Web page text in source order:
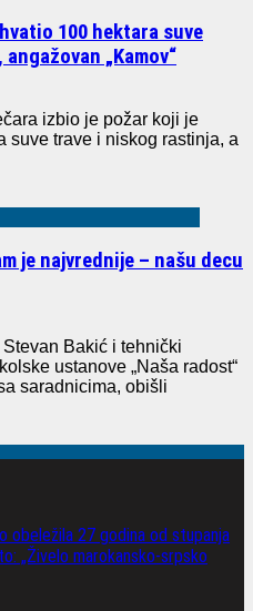
100 hektara suve
„Kamov“
izbio je požar koji je
suve trave i niskog rastinja, a
je najvrednije – našu decu
Bakić i tehnički
ustanove „Naša radost“
saradnicima, obišli
obeležila 27 godina od stupanja
„Živelo marokansko-srpsko